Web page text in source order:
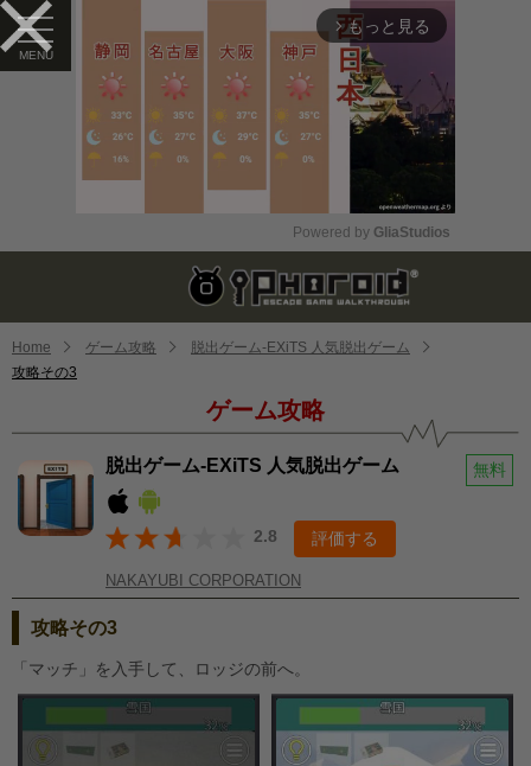
arrow_forward_ios もっと見る
Mute
Powered by GliaStudios
Home ゲーム攻略
脱出ゲーム-EXiTS 人気脱出ゲーム
攻略その3
ゲーム攻略
脱出ゲーム-EXiTS 人気脱出ゲーム 無料
2.8 評価する
NAKAYUBI CORPORATION
攻略その3
「マッチ」を入手して、ロッジの前へ。